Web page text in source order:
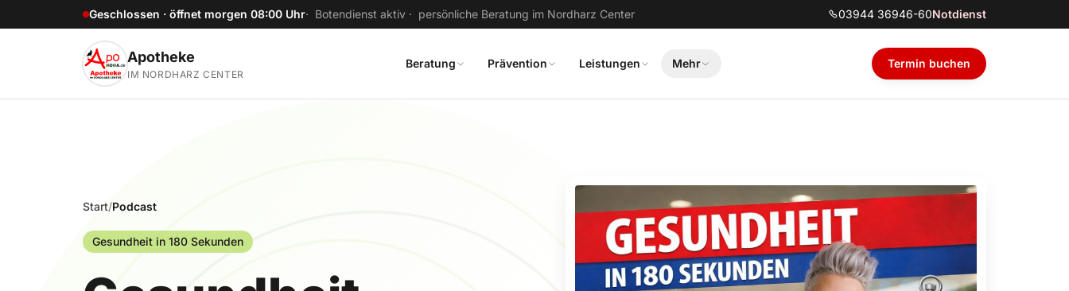
Zum Hauptinhalt springenGeschlossen · öffnet morgen 08:00 Uhr· Botendienst aktiv · persönliche Beratung im Nordharz Center 03944 36946-60Notdienst
Apotheke
IM NORDHARZ CENTER
Beratung Prävention Leistungen Mehr Termin buchen
Start/Podcast
Gesundheit in 180 Sekunden